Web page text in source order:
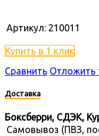
Артикул: 210011
Купить в 1 клик
Сравнить Отложить
Доставка
Боксберри, СДЭК,
Самовывоз (ПВЗ,